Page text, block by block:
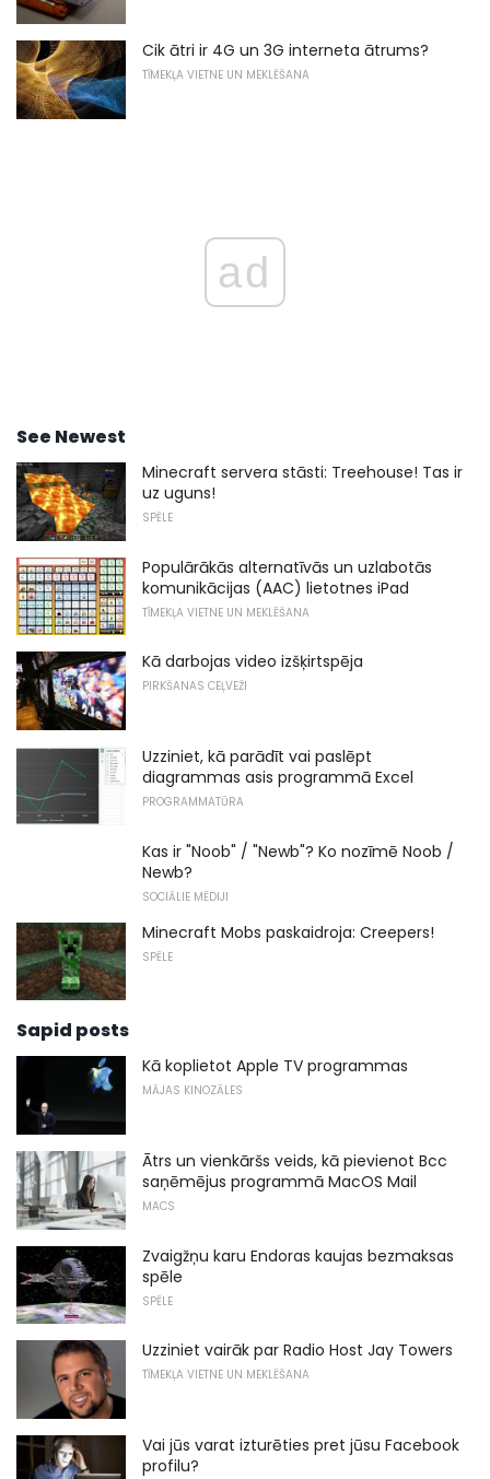
Cik ātri ir 4G un 3G interneta ātrums?
TĪMEKĻA VIETNE UN MEKLĒŠANA
ad
See Newest
Minecraft servera stāsti: Treehouse! Tas ir
uz uguns!
SPĒLE
Populārākās alternatīvās un uzlabotās
komunikācijas (AAC) lietotnes iPad
TĪMEKĻA VIETNE UN MEKLĒŠANA
Kā darbojas video izšķirtspēja
PIRKŠANAS CEĻVEŽI
Uzziniet, kā parādīt vai paslēpt
diagrammas asis programmā Excel
PROGRAMMATŪRA
Kas ir "Noob" / "Newb"? Ko nozīmē Noob /
Newb?
SOCIĀLIE MĒDIJI
Minecraft Mobs paskaidroja: Creepers!
SPĒLE
Sapid posts
Kā koplietot Apple TV programmas
MĀJAS KINOZĀLES
Ātrs un vienkāršs veids, kā pievienot Bcc
saņēmējus programmā MacOS Mail
MACS
Zvaigžņu karu Endoras kaujas bezmaksas
spēle
SPĒLE
Uzziniet vairāk par Radio Host Jay Towers
TĪMEKĻA VIETNE UN MEKLĒŠANA
Vai jūs varat izturēties pret jūsu Facebook
profilu?